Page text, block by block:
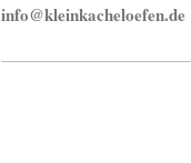
info@kleinkacheloefen.de